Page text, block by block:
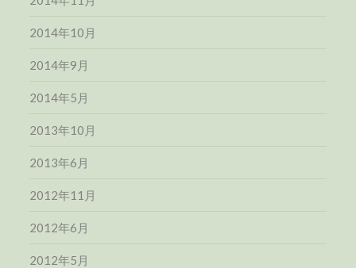
2014年10月
2014年9月
2014年5月
2013年10月
2013年6月
2012年11月
2012年6月
2012年5月